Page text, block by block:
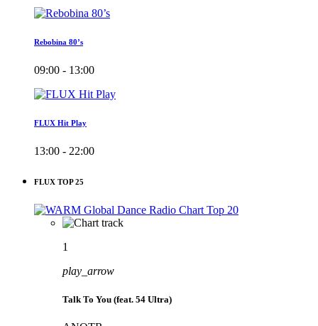
Rebobina 80’s
09:00 - 13:00
FLUX Hit Play
13:00 - 22:00
FLUX TOP 25
1
play_arrow
Talk To You (feat. 54 Ultra)